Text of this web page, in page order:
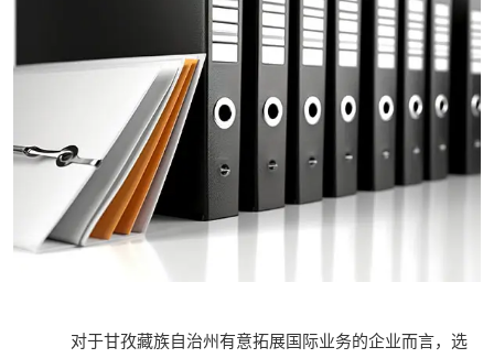
对于甘孜藏族自治州有意拓展国际业务的企业而言，选